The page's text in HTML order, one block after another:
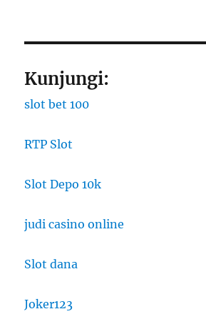
Kunjungi:
slot bet 100
RTP Slot
Slot Depo 10k
judi casino online
Slot dana
Joker123